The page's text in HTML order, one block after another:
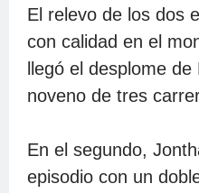
relevista Yohan
Tapia disparó un
después del
Enmanuel Valdez,
El relevo de los dos
con calidad en el
llegó el desplome
noveno de tres
En el segundo,
episodio con un